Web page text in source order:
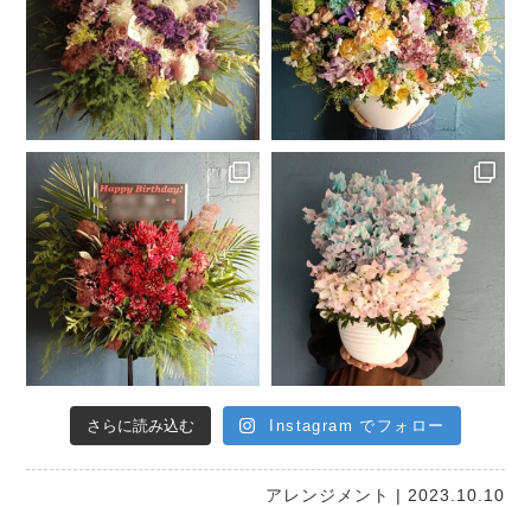
さらに読み込む Instagram でフォロー
アレンジメント | 2023.10.10